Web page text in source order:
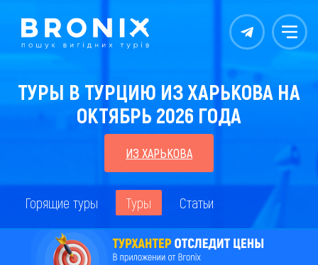
Контакты Меню
ТУРЫ В ТУРЦИЮ ИЗ ХАРЬКОВА НА
ОКТЯБРЬ 2026 ГОДА
ИЗ ХАРЬКОВА
Горящие туры Туры Статьи